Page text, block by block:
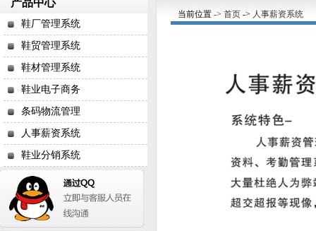
产品中心
鞋厂管理系统
鞋贸管理系统
鞋材管理系统
鞋业电子商务
条码物流管理
人事薪资系统
鞋业分销系统
当前位置 -> 首页 -> 人事薪资系统